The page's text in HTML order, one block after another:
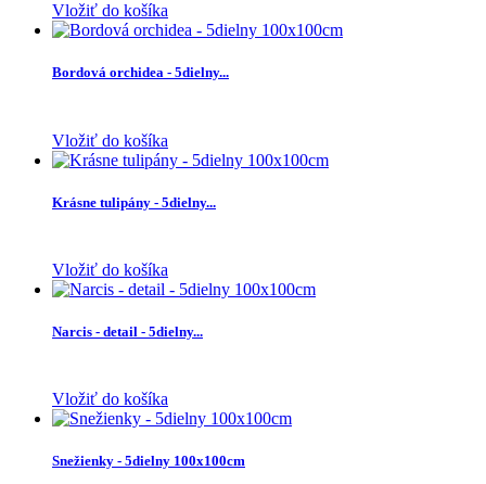
Vložiť do košíka
Bordová orchidea - 5dielny...
Vložiť do košíka
Krásne tulipány - 5dielny...
Vložiť do košíka
Narcis - detail - 5dielny...
Vložiť do košíka
Snežienky - 5dielny 100x100cm